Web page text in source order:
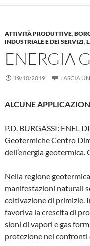
ATTIVITÀ PRODUTTIVE,
INDUSTRIALE E DEI SERVIZI,
ENERGIA
19/10/2019 LASCIA
ALCUNE
P.D. BURGASSI: ENEL
Geotermiche Centro
dell’energia geotermica.
Nella regione
manifestazioni natu­rali
coltivazione di primizie.
favoriva la crescita di
sioni di vapori e gas
protezione nei confronti